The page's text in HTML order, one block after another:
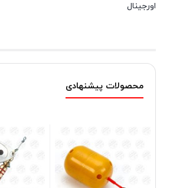
اورجینال
محصولات پیشنهادی